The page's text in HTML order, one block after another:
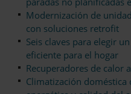
Modernización de
con soluciones retrofit
Seis claves para elegir
eficiente para el hogar
Recuperadores de calor
Climatización doméstica